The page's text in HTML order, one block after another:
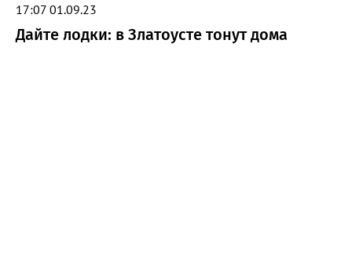
17:07 01.09.23
Дайте лодки: в Златоусте тонут дома